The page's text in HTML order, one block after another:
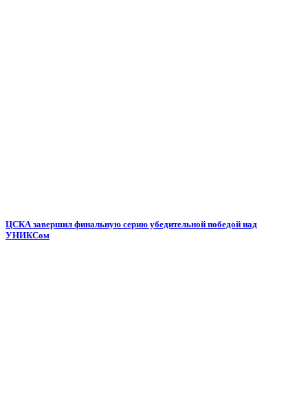
ЦСКА завершил финальную серию убедительной победой над
УНИКСом